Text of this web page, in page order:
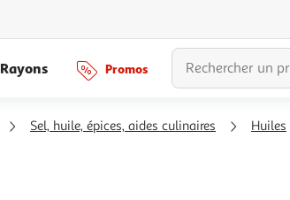
Rayons Promos
Sel, huile, épices, aides culinaires Huiles